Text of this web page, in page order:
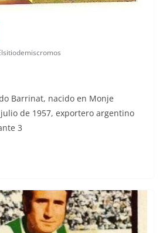
Barrinat, nacido en Monje
de 1957, exportero argentino
3